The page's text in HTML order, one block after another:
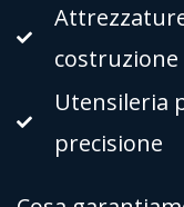
costruzione
Utensileria
precisione